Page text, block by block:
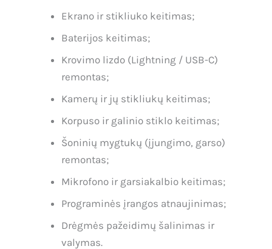
Ekrano ir stikliuko keitimas;
Baterijos keitimas;
Krovimo lizdo (Lightning / USB-C)
remontas;
Kamerų ir jų stikliukų keitimas;
Korpuso ir galinio stiklo keitimas;
Šoninių mygtukų (įjungimo, garso)
remontas;
Mikrofono ir garsiakalbio keitimas;
Programinės įrangos atnaujinimas;
Drėgmės pažeidimų šalinimas ir
valymas.